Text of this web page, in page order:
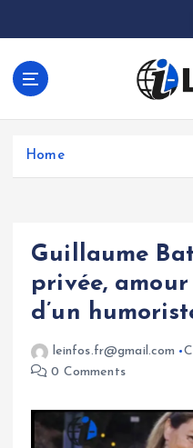
Home
Guillaume
privée,
d’un
leinfos.fr@gmail.com
0 Comments